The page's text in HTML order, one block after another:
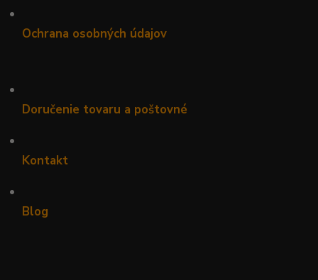
•
Ochrana osobných údajov
•
Doručenie tovaru a poštovné
•
Kontakt
•
Blog